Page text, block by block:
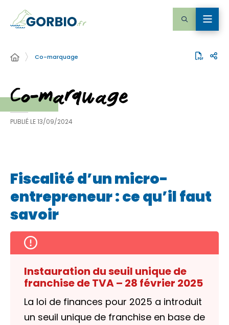
Co-marquage
Co-marquage
PUBLIÉ LE13/09/2024
Fiscalité d’un micro-
entrepreneur : ce qu’il faut
savoir
Instauration du seuil unique de
franchise de TVA – 28 février 2025
La loi de finances pour 2025 a introduit
un seuil unique de franchise en base de